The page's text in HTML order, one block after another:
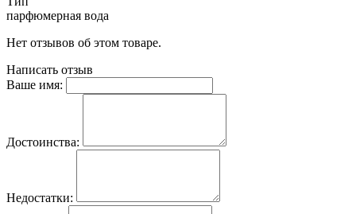
парфюмерная вода
Нет отзывов об этом товаре.
Написать отзыв
Ваше имя:
Достоинства:
Недостатки: